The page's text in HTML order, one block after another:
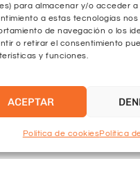
para almacenar y/o acceder
a estas tecnologías
de navegación o los
o retirar el consentimiento
y funciones.
ACEPTAR
Política de cookiesPolítica
de les
cosa és
que s’hagi